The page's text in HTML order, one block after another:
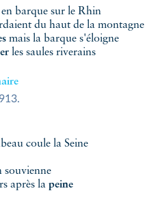
barque sur le Rhin
du haut de la montagne
mais la barque s'éloigne
les saules riverains
coule la Seine
souvienne
après la peine